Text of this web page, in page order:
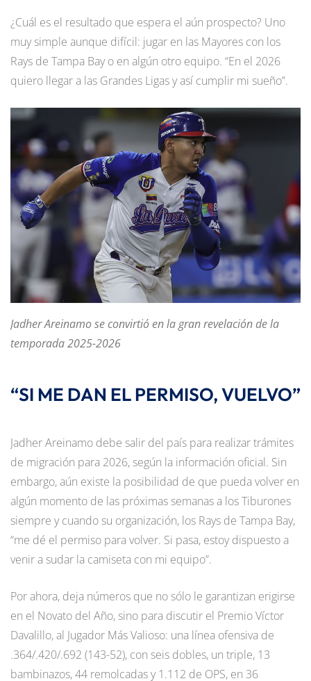
¿Cuál es el resultado que espera el aún prospecto? Uno
muy simple aunque difícil: jugar en las Mayores con los
Rays de Tampa Bay o en algún otro equipo. “En el 2026
quiero llegar a las Grandes Ligas y así cumplir mi sueño”.
Jadher Areinamo se convirtió en la gran revelación de la
temporada 2025-2026
“SI ME DAN EL PERMISO, VUELVO”
Jadher Areinamo debe salir del país para realizar trámites
de migración para 2026, según la información oficial. Sin
embargo, aún existe la posibilidad de que pueda volver en
algún momento de las próximas semanas a los Tiburones
siempre y cuando su organización, los Rays de Tampa Bay,
“me dé el permiso para volver. Si pasa, estoy dispuesto a
venir a sudar la camiseta con mi equipo”.
Por ahora, deja números que no sólo le garantizan erigirse
en el Novato del Año, sino para discutir el Premio Víctor
Davalillo, al Jugador Más Valioso: una línea ofensiva de
.364/.420/.692 (143-52), con seis dobles, un triple, 13
bambinazos, 44 remolcadas y 1.112 de OPS, en 36